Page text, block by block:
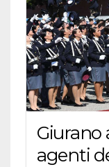
Giurano
agenti